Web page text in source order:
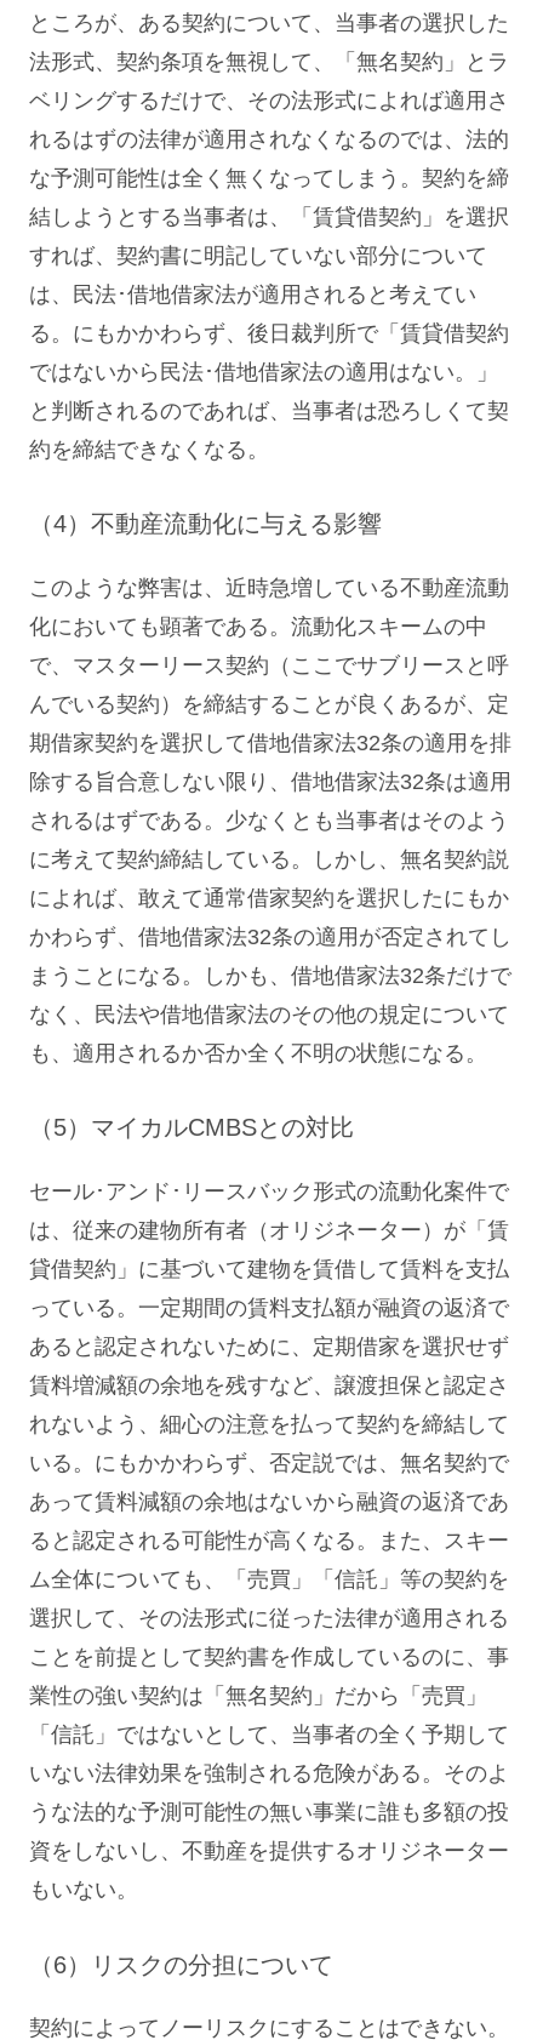
ところが、ある契約について、当事者の選択した
法形式、契約条項を無視して、「無名契約」とラ
ベリングするだけで、その法形式によれば適用さ
れるはずの法律が適用されなくなるのでは、法的
な予測可能性は全く無くなってしまう。契約を締
結しようとする当事者は、「賃貸借契約」を選択
すれば、契約書に明記していない部分について
は、民法･借地借家法が適用されると考えてい
る。にもかかわらず、後日裁判所で「賃貸借契約
ではないから民法･借地借家法の適用はない。」
と判断されるのであれば、当事者は恐ろしくて契
約を締結できなくなる。
（4）不動産流動化に与える影響
このような弊害は、近時急増している不動産流動
化においても顕著である。流動化スキームの中
で、マスターリース契約（ここでサブリースと呼
んでいる契約）を締結することが良くあるが、定
期借家契約を選択して借地借家法32条の適用を排
除する旨合意しない限り、借地借家法32条は適用
されるはずである。少なくとも当事者はそのよう
に考えて契約締結している。しかし、無名契約説
によれば、敢えて通常借家契約を選択したにもか
かわらず、借地借家法32条の適用が否定されてし
まうことになる。しかも、借地借家法32条だけで
なく、民法や借地借家法のその他の規定について
も、適用されるか否か全く不明の状態になる。
（5）マイカルCMBSとの対比
セール･アンド･リースバック形式の流動化案件で
は、従来の建物所有者（オリジネーター）が「賃
貸借契約」に基づいて建物を賃借して賃料を支払
っている。一定期間の賃料支払額が融資の返済で
あると認定されないために、定期借家を選択せず
賃料増減額の余地を残すなど、譲渡担保と認定さ
れないよう、細心の注意を払って契約を締結して
いる。にもかかわらず、否定説では、無名契約で
あって賃料減額の余地はないから融資の返済であ
ると認定される可能性が高くなる。また、スキー
ム全体についても、「売買」「信託」等の契約を
選択して、その法形式に従った法律が適用される
ことを前提として契約書を作成しているのに、事
業性の強い契約は「無名契約」だから「売買」
「信託」ではないとして、当事者の全く予期して
いない法律効果を強制される危険がある。そのよ
うな法的な予測可能性の無い事業に誰も多額の投
資をしないし、不動産を提供するオリジネーター
もいない。
（6）リスクの分担について
契約によってノーリスクにすることはできない。